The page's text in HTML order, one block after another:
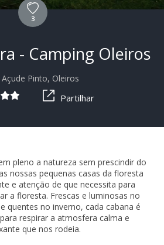
3
- Camping Oleiros
Açude Pinto, Oleiros
Partilhar
pleno a natureza sem prescindir do
nossas pequenas casas da floresta
e atenção de que necessita para
a floresta. Frescas e luminosas no
quentes no inverno, cada cabana é
respirar a atmosfera calma e
que nos rodeia.